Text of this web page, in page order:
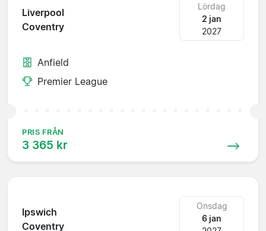
Liverpool
Coventry
Lördag
2 jan
2027
Anfield
Premier League
PRIS FRÅN
3 365 kr
Ipswich
Coventry
Onsdag
6 jan